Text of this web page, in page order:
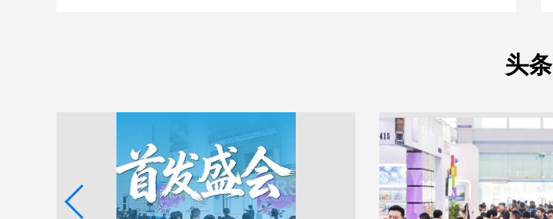
贝发集团股份有限公司
主营产品: 中性笔,记号笔/马克笔,荧光笔
中国第一铅笔有限公司
头条